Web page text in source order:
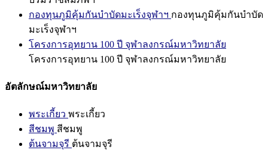
กองทุนภูมิคุ้มกันบำบัดมะเร็งจุฬาฯ กองทุนภูมิคุ้มกันบำบัด
มะเร็งจุฬาฯ
โครงการอุทยาน 100 ปี จุฬาลงกรณ์มหาวิทยาลัย
โครงการอุทยาน 100 ปี จุฬาลงกรณ์มหาวิทยาลัย
อัตลักษณ์มหาวิทยาลัย
พระเกี้ยว พระเกี้ยว
สีชมพู สีชมพู
ต้นจามจุรี ต้นจามจุรี